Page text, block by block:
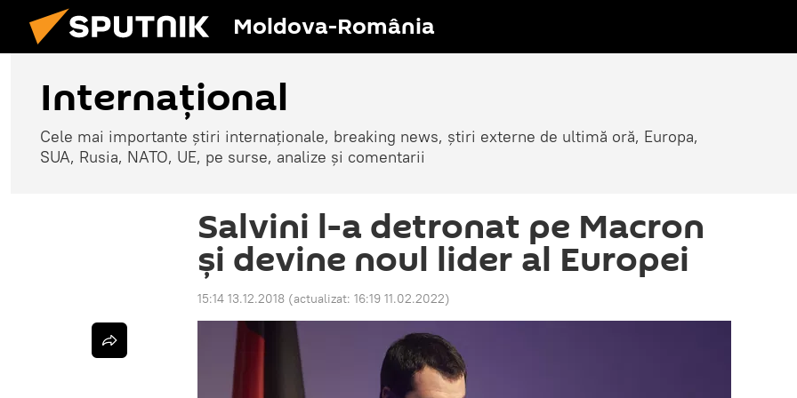
Moldova-România
Internaţional
Cele mai importante știri internaționale, breaking news, știri externe de ultimă oră, Europa,
SUA, Rusia, NATO, UE, pe surse, analize și comentarii
Salvini l-a detronat pe Macron
și devine noul lider al Europei
15:14 13.12.2018 (actualizat: 16:19 11.02.2022)